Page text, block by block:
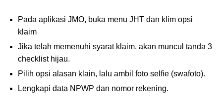
Pada aplikasi JMO, buka menu JHT dan klim opsi
klaim
Jika telah memenuhi syarat klaim, akan muncul tanda 3
checklist hijau.
Pilih opsi alasan klain, lalu ambil foto selfie (swafoto).
Lengkapi data NPWP dan nomor rekening.